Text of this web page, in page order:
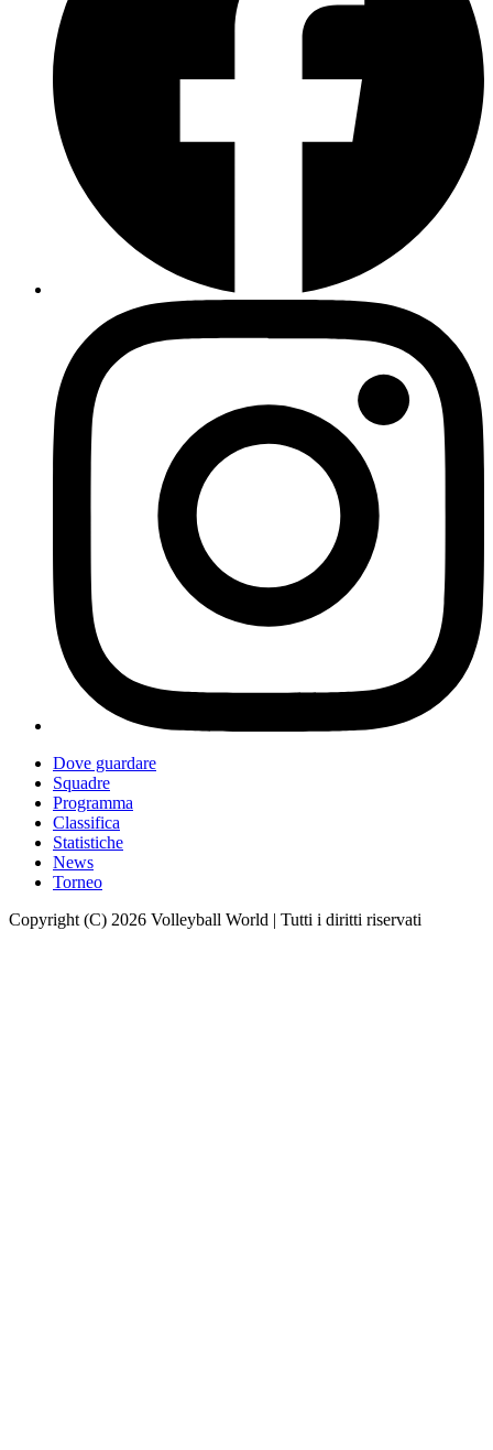
Dove guardare
Squadre
Programma
Classifica
Statistiche
News
Torneo
Copyright (C) 2026 Volleyball World | Tutti i diritti riservati